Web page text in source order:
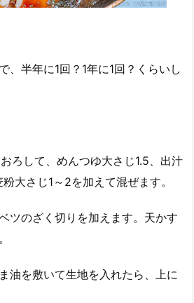
、半年に1回？1年に1回？くらいし
ろして、めんつゆ大さじ1.5、出汁
大さじ1～2を加えて混ぜます。
ツのざく切りを加えます。天かす
油を敷いて生地を入れたら、上に